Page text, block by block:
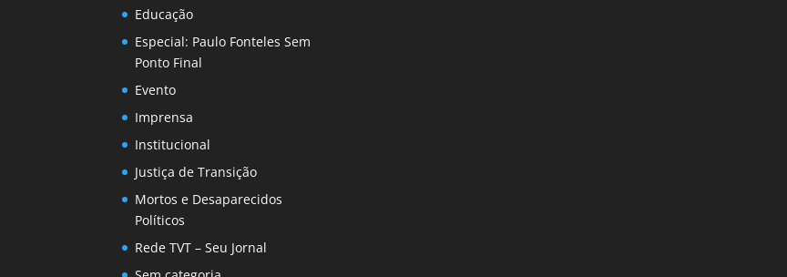
Educação
Especial: Paulo Fonteles Sem
Ponto Final
Evento
Imprensa
Institucional
Justiça de Transição
Mortos e Desaparecidos
Políticos
Rede TVT – Seu Jornal